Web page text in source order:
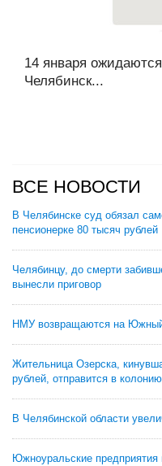
14 января
Челябинск...
ВСЕ НОВОСТИ
В Челябинске суд обязал
пенсионерке 80 тысяч рублей
Челябинцу, до смерти
вынесли приговор
НМУ возвращаются на
Жительница Озерска,
рублей, отправится в колонию
В Челябинской области
Южноуральские